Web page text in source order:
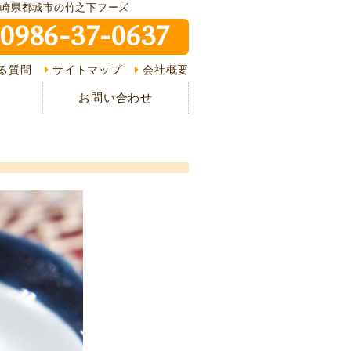
県都城市の竹之下フーズ
0986-37-0637
質問 サイトマップ 会社概要
お問い合わせ
紹介
流れ
報
バシーポリシー